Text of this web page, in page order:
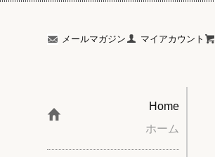
メールマガジン マイアカウント
Home
ホーム